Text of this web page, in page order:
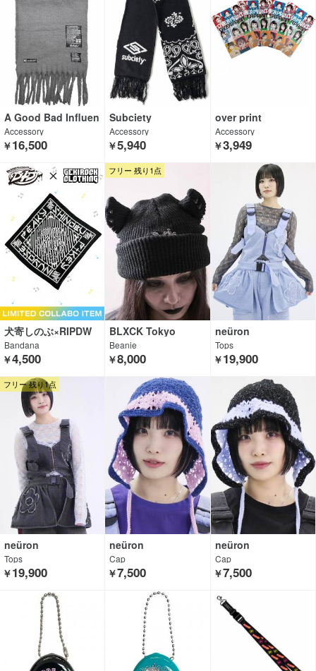
A Good Bad Influen
ce
Accessory
￥16,500
Subciety
Accessory
￥5,940
over print
Accessory
￥3,949
犬寄しのぶ×RIPDW
Bandana
￥4,500
フリー 残り1点
BLXCK Tokyo
Beanie
￥8,000
neüron
Tops
￥19,900
フリー 残り1点
neüron
Tops
￥19,900
neüron
Cap
￥7,500
neüron
Cap
￥7,500